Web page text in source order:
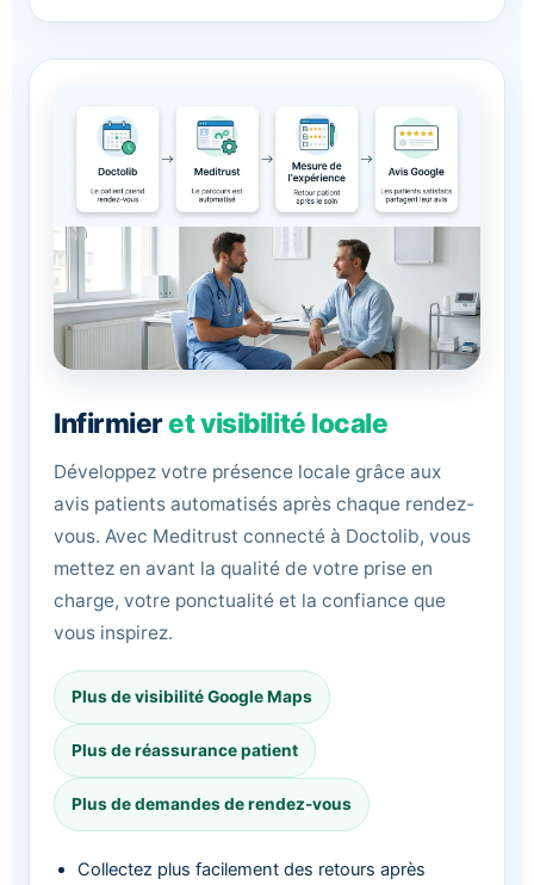
Infirmieret visibilité locale
Développez votre présence locale grâce aux
avis patients automatisés après chaque rendez-
vous. Avec Meditrust connecté à Doctolib, vous
mettez en avant la qualité de votre prise en
charge, votre ponctualité et la confiance que
vous inspirez.
Plus de visibilité Google Maps
Plus de réassurance patient
Plus de demandes de rendez-vous
Collectez plus facilement des retours après